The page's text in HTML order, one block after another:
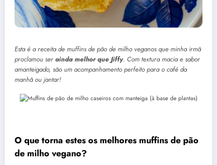
Esta é a receita de muffins de pão de milho veganos que minha irmã
proclamou ser ainda melhor que Jiffy. Com textura macia e sabor
amanteigado, são um acompanhamento perfeito para o café da
manhã ou jantar!
O que torna estes os melhores muffins de pão
de milho vegano?